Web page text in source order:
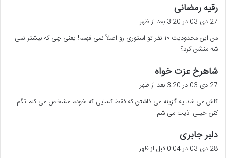
رقیه رمضانی
ف
:
27 دی 03 در 3:20 بعد از ظهر
من این محدودیت ۱۰ نفر تو استوری رو اصلاً نمی فهمم! یعنی چی که بیشتر نمی
شه منشن کرد؟
شاهرخ عزت خواه
ف
ت
:
27 دی 03 در 3:20 بعد از ظهر
کاش می شد یه گزینه می ذاشتن که فقط کسایی که خودم مشخص می کنم تگم
کنن خیلی اذیت می شم.
دلبر جابری
ف
28 دی 03 در 0:04 قبل از ظهر